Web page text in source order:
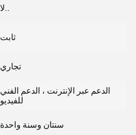
ثابت
تجاري
الدعم عبر الإنترنت ، الدعم الفني
للفيديو
سنتان وسنة واحدة